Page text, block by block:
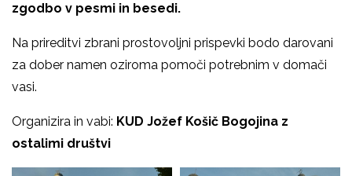
zgodbo v pesmi in besedi.
Na prireditvi zbrani prostovoljni prispevki bodo darovani
za dober namen oziroma pomoči potrebnim v domači
vasi.
Organizira in vabi: KUD Jožef Košič Bogojina z
ostalimi društvi